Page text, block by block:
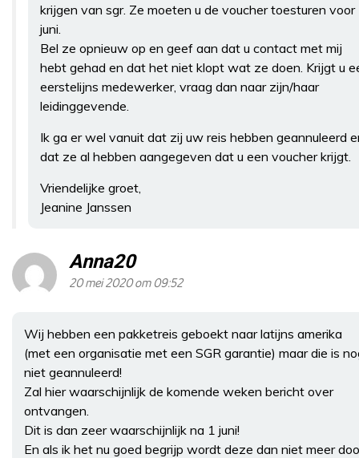
krijgen van sgr. Ze moeten u de voucher toesturen voor
juni.
Bel ze opnieuw op en geef aan dat u contact met mij
hebt gehad en dat het niet klopt wat ze doen. Krijgt u
eerstelijns medewerker, vraag dan naar zijn/haar
leidinggevende.
Ik ga er wel vanuit dat zij uw reis hebben geannuleerd
dat ze al hebben aangegeven dat u een voucher krijgt.
Vriendelijke groet,
Jeanine Janssen
Anna20
20 mei 2020 om 09:52
Wij hebben een pakketreis geboekt naar latijns amerika
(met een organisatie met een SGR garantie) maar die is
niet geannuleerd!
Zal hier waarschijnlijk de komende weken bericht over
ontvangen.
Dit is dan zeer waarschijnlijk na 1 juni!
En als ik het nu goed begrijp wordt deze dan niet meer